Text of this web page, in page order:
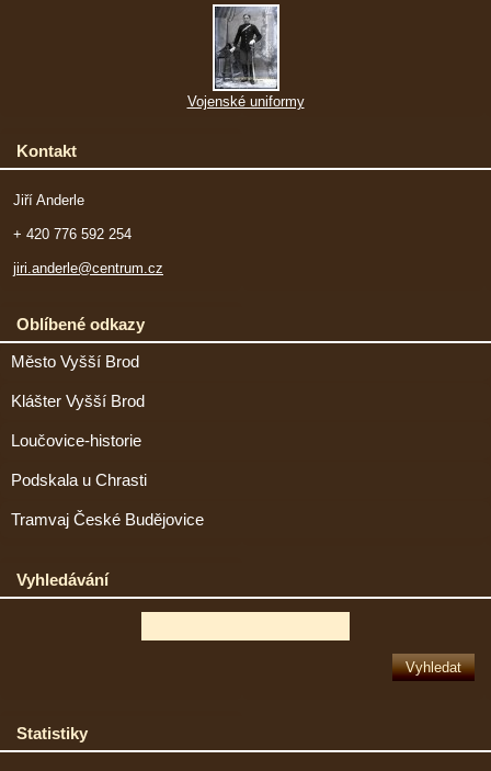
Vojenské uniformy
Kontakt
Jiří Anderle
+ 420 776 592 254
jiri.anderle@centrum.cz
Oblíbené odkazy
Město Vyšší Brod
Klášter Vyšší Brod
Loučovice-historie
Podskala u Chrasti
Tramvaj České Budějovice
Vyhledávání
Statistiky